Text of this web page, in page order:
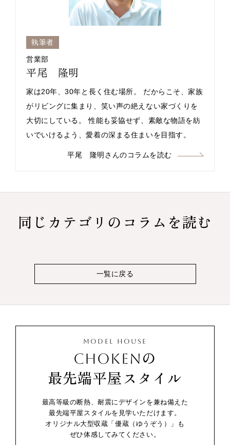
執筆者
営業部
平尾 隆明
家は20年、30年と長く住む場所。 だからこそ、家族
がリビングに集まり、笑い声の絶えない家づくりを
大切にしている。 性能も妥協せず、素敵な物語を紡
いでいけるよう、愛着の深まる住まいを目指す。
平尾 隆明さんのコラムを読む
同じカテゴリのコラムを読む
一覧に戻る
MODEL HOUSE
CHOKENの
最先端平屋スタイル
最高等級の断熱、耐震にデザインを兼ね備えた
最先端平屋スタイルを見学いただけます。
オリジナル大型収蔵「優蔵（ゆうぞう）」も
ぜひ体感してみてください。